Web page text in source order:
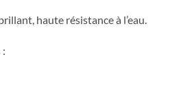
haute résistance à l’eau.